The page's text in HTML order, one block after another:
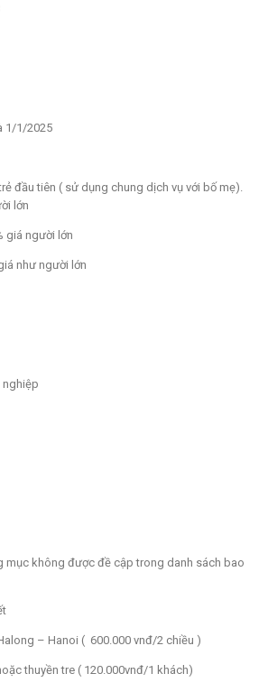
1/1/2025
đầu tiên ( sử dụng chung dịch vụ với bố mẹ).
lớn
giá người lớn
như người lớn
nghiệp
mục không được đề cập trong danh sách bao
– Hanoi ( 600.000 vnđ/2 chiều )
thuyền tre ( 120.000vnđ/1 khách)